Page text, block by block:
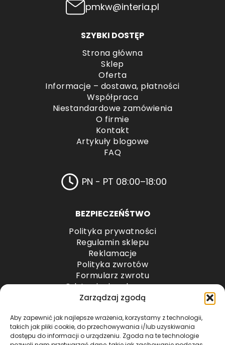
Zarządzaj zgodą
Aby zapewnić jak najlepsze wrażenia, korzystamy z technologii,
takich jak pliki cookie, do przechowywania i/lub uzyskiwania
dostępu do informacji o urządzeniu. Zgoda na te technologie
pmkw@interia.pl
SZYBKI DOSTĘP
Strona główna
Sklep
Oferta
Informacje – dostawa, płatności
Współpraca
Niestandardowe zamówienia
O firmie
Kontakt
Artykuły blogowe
FAQ
PN - PT 08:00–18:00
BEZPIECZEŃŚTWO
Polityka prywatności
Regulamin sklepu
Reklamacje
Polityka zwrotów
Formularz zwrotu
Odstąpienie od umowy
Odstąpienie od umowy – przesyłki paletowe
METODY PŁATNOŚCI